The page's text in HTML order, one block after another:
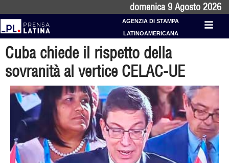
domenica 9 Agosto 2026
AGENZIA DI STAMPA
LATINOAMERICANA
Cuba chiede il rispetto della
sovranità al vertice CELAC-UE